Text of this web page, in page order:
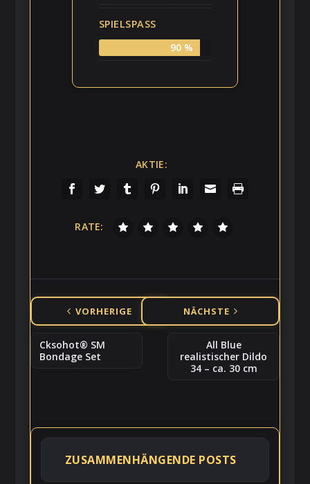
SPIELSPASS
90 %
AKTIE:
RATE:
VORHERIGE
Cksohot® SM
Bondage Set
NÄCHSTE
All Blue
realistischer Dildo
34 – ca. 30 cm
ZUSAMMENHÄNGENDE POSTS